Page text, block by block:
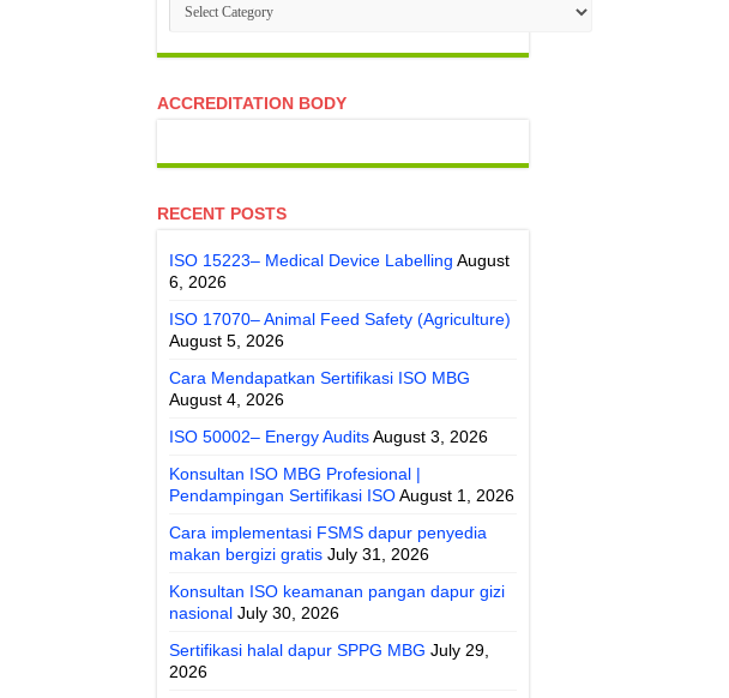
ACCREDITATION BODY
RECENT POSTS
ISO 15223– Medical Device Labelling August
6, 2026
ISO 17070– Animal Feed Safety (Agriculture)
August 5, 2026
Cara Mendapatkan Sertifikasi ISO MBG
August 4, 2026
ISO 50002– Energy AuditsAugust 3, 2026
Konsultan ISO MBG Profesional |
Pendampingan Sertifikasi ISOAugust 1, 2026
Cara implementasi FSMS dapur penyedia
makan bergizi gratis July 31, 2026
Konsultan ISO keamanan pangan dapur gizi
nasional July 30, 2026
Sertifikasi halal dapur SPPG MBG July 29,
2026